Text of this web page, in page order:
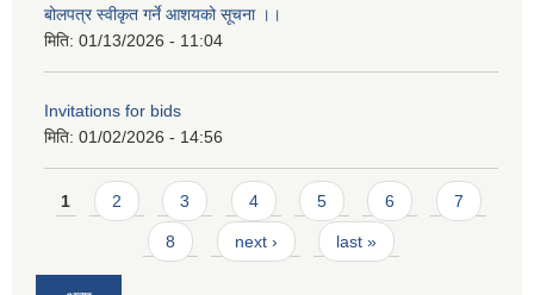
बोलपत्र स्वीकृत गर्ने आशयको सूचना ।।
मिति: 01/13/2026 - 11:04
Invitations for bids
मिति: 01/02/2026 - 14:56
Pages
1 2 3 4 5 6 7
8 next › last »